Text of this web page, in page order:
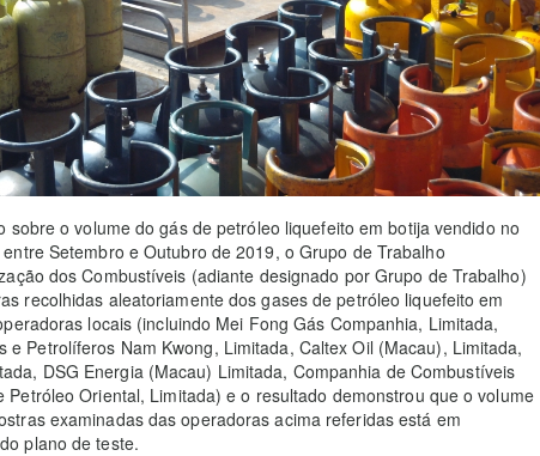
sobre o volume do gás de petróleo liquefeito em botija vendido no
Setembro e Outubro de 2019, o Grupo de Trabalho
dos Combustíveis (adiante designado por Grupo de Trabalho)
recolhidas aleatoriamente dos gases de petróleo liquefeito em
locais (incluindo Mei Fong Gás Companhia, Limitada,
e Petrolíferos Nam Kwong, Limitada, Caltex Oil (Macau), Limitada,
DSG Energia (Macau) Limitada, Companhia de Combustíveis
Petróleo Oriental, Limitada) e o resultado demonstrou que o volume
examinadas das operadoras acima referidas está em
plano de teste.